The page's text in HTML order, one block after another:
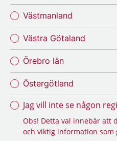
Västmanland
Västra Götaland
Örebro län
Östergötland
Jag vill inte se någon
Obs! Detta val innebär att
och viktig information